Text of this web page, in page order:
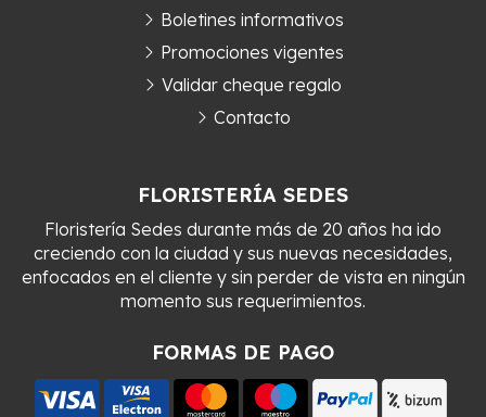
FLORISTERÍA SEDES
Floristería Sedes durante más de 20 años ha ido
creciendo con la ciudad y sus nuevas necesidades,
enfocados en el cliente y sin perder de vista en ningún
momento sus requerimientos.
FORMAS DE PAGO
Boletines informativos
Promociones vigentes
Validar cheque regalo
Contacto